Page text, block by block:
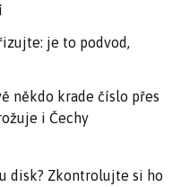
je to podvod,
někdo krade číslo přes
i Čechy
disk? Zkontrolujte si ho